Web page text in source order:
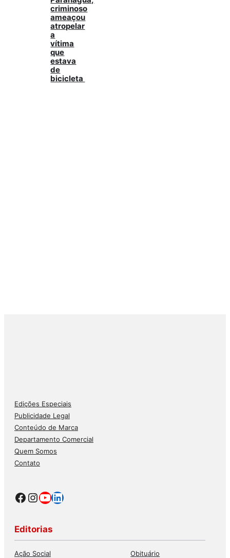
criminoso
ameaçou
atropelar
a
vítima
que
estava
de
bicicleta
Edições Especiais
Publicidade Legal
Conteúdo de Marca
Departamento Comercial
Quem Somos
Contato
Facebook
Instagram
Youtube
LinkedIn
Editorias
Ação Social
Obituário